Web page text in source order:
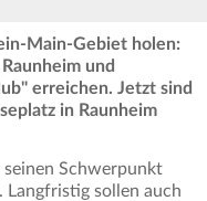
Main-Gebiet holen:
und
erreichen. Jetzt sind
in Raunheim
seinen Schwerpunkt
Langfristig sollen auch